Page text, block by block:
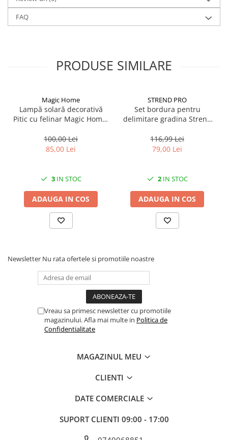
Gradina
Accesorii pentru gradina
Articole antidaunatori gradina
Ghivece si suporturi
Gratare
Hamace si leagane
Lampi solare
Mobilier gradina
Mufe si conectori irigare
Sere si solarii
Umbrele si pavilioane gradina
Unelte gradinarit
Balsam de rufe profesional
Detergenti de vase profesionali
Pentru spalare manuala
Detergenti lichizi profesionali
FAQ
PRODUSE SIMILARE
Magic Home
Lampă solară decorativă
Pitic cu felinar Magic Home,
pentru grădină și curte
100,00 Lei
85,00 Lei
3IN STOC
ADAUGA IN COS
STREND PRO
Set bordura pentru
delimitare gradina Strend
lungime totala 4.8 m
116,99 Lei
79,00 Lei
2IN STOC
ADAUGA IN COS
Newsletter Nu rata ofertele si promotiile noastre
Vreau sa primesc newsletter cu promotiile
magazinului. Afla mai multe in Politica de
Confidentialitate
MAGAZINUL MEU
CLIENTI
DATE COMERCIALE
SUPORT CLIENTI 09:00 - 17:00